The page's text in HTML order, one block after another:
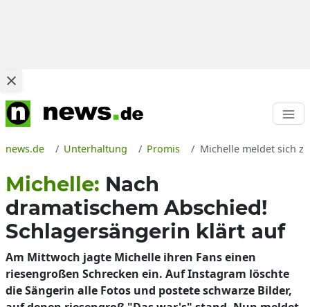
news.de Unterhaltung Promis Michelle meldet sich
Michelle: Nach
dramatischem Abschied!
Schlagersängerin klärt auf
Am Mittwoch jagte Michelle ihren Fans einen
riesengroßen Schrecken ein. Auf Instagram löschte
die Sängerin alle Fotos und postete schwarze Bilder,